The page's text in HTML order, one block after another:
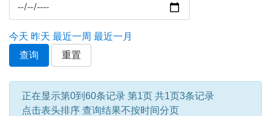
今天 昨天 最近一周 最近一月
查询
重置
正在显示第0到60条记录 第1页 共1页3条记录
点击表头排序 查询结果不按时间分页